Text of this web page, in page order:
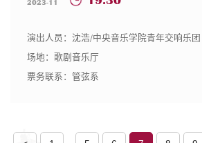
2023-11
演出人员：沈浩/中央音乐学院青年交响乐团
场地：歌剧音乐厅
票务联系：管弦系